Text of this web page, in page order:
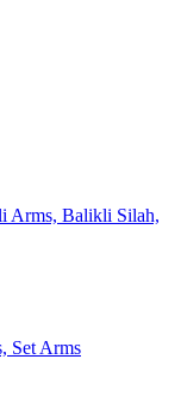
Arms, Balikli Silah,
Set Arms